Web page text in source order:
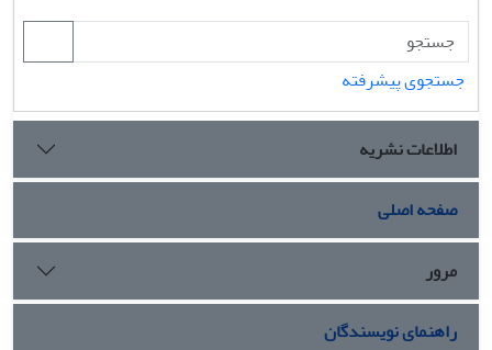
جستجوی پیشرفته
اطلاعات نشریه
صفحه اصلی
مرور
راهنمای نویسندگان